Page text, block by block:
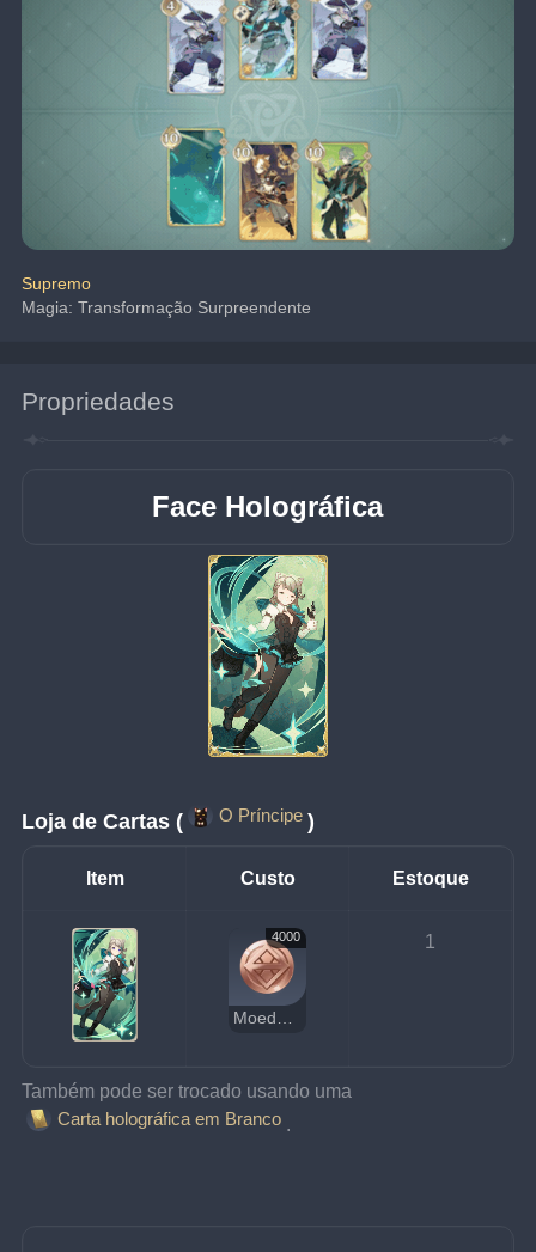
Supremo
Magia: Transformação Surpreendente
Propriedades
Face Holográfica
Loja de Cartas ( O Príncipe )
Item Custo Estoque
4000
Moedas da Sorte
1
Também pode ser trocado usando uma
Carta holográfica em Branco .